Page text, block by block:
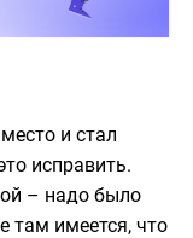
и стал
исправить.
– надо было
там имеется, что